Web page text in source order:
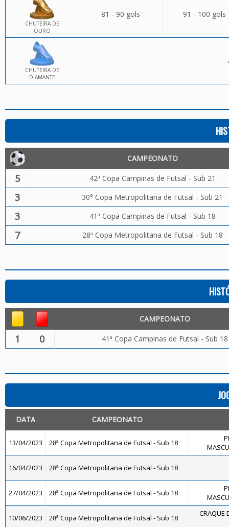
CHUTEIRA DE
OURO
81 - 90 gols 91 - 100 gols
CHUTEIRA DE
DIAMANTE
CAMPEONATO
5 42ª Copa Campinas de Futsal - Sub 21
3 30° Copa Metropolitana de Futsal - Sub 21
3 41ª Copa Campinas de Futsal - Sub 18
7 28ª Copa Metropolitana de Futsal - Sub 18
CAMPEONATO
1 0 41ª Copa Campinas de Futsal - Sub 18
DATA CAMPEONATO
13/04/2023 28ª Copa Metropolitana de Futsal - Sub 18
16/04/2023 28ª Copa Metropolitana de Futsal - Sub 18
27/04/2023 28ª Copa Metropolitana de Futsal - Sub 18
10/06/2023 28ª Copa Metropolitana de Futsal - Sub 18 CRAQUE